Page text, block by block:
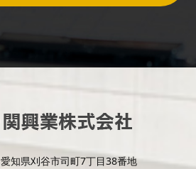
知県刈谷市司町7丁目38番地